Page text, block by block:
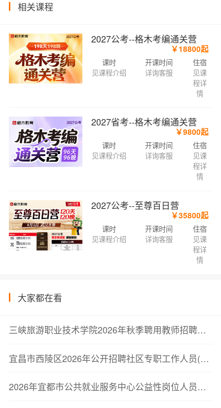
相关课程
2027公考--格木考编通关营
￥18800起
课时
见课程介绍
开课时间
详询客服
住宿
见课
程详
情
2027省考--格木考编通关营
￥9800起
课时
见课程介绍
开课时间
详询客服
住宿
见课
程详
情
2027公考--至尊百日营
￥35800起
课时
见课程介绍
开课时间
详询客服
住宿
见课
程详
情
大家都在看
三峡旅游职业技术学院2026年秋季聘用教师招聘公告
宜昌市西陵区2026年公开招聘社区专职工作人员(网格员)体检公告
2026年宜都市公共就业服务中心公益性岗位人员招聘公告